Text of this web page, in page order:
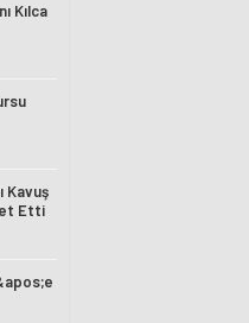
Kılca
Kavuş
Etti